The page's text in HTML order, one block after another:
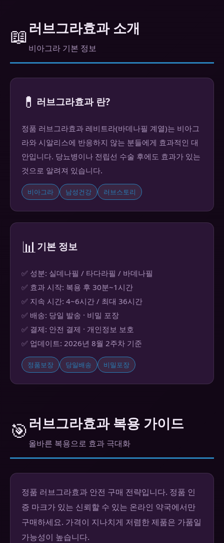
📖러브그라효과 소개
비아그라 기본 정보
💊 러브그라효과 란?
정품 러브그라효과 레비트라(바데나필 계열)는 비아그
라와 시알리스에 반응하지 않는 분들에게 효과적인 대
안입니다. 당뇨병이나 전립선 수술 후에도 효과가 있는
것으로 알려져 있습니다.
비아그라 남성건강 러브스토리
📊기본 정보
✅ 성분: 실데나필 / 타다라필 / 바데나필
✅ 효과 시작: 복용 후 30분~1시간
✅ 지속 시간: 4~6시간 / 최대 36시간
✅ 배송: 당일 발송 · 비밀 포장
✅ 결제: 안전 결제 · 개인정보 보호
✅ 업데이트: 2026년 8월 2주차 기준
정품보장 당일배송 비밀포장
🎯러브그라효과 복용 가이드
올바른 복용으로 효과 극대화
정품 러브그라효과 안전 구매 전략입니다. 정품 인
증 마크가 있는 신뢰할 수 있는 온라인 약국에서만
구매하세요. 가격이 지나치게 저렴한 제품은 가품일
가능성이 높습니다.